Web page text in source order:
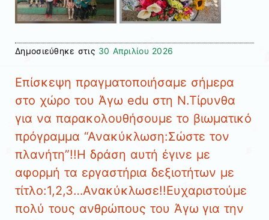
Δημοσιεύθηκε στις 30 Απριλίου 2026
Επίσκεψη πραγματοποιήσαμε σήμερα
στο χώρο του Άγω edu στη Ν.Τίρυνθα
για να παρακολουθήσουμε το βιωματικό
πρόγραμμα “Ανακύκλωση:Σώστε τον
πλανήτη”!!Η δράση αυτή έγινε με
αφορμή τα εργαστήρια δεξιοτήτων με
τίτλο:1,2,3…Ανακύκλωσε!!Ευχαριστούμε
πολύ τους ανθρώπους του Άγω για την